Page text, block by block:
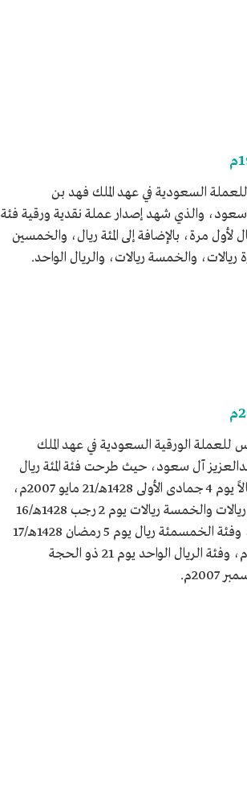
للعملة السعودية في عهد الملك فهد بن
سعود، والذي شهد إصدار عملة نقدية ورقية فئة
لأول مرة، بالإضافة إلى المئة ريال، والخمسين
ريالات، والخمسة ريالات، والريال الواحد.
للعملة الورقية السعودية في عهد الملك
آل سعود، حيث طرحت فئة المئة ريال
والخمسين ريالاً يوم 4 جمادى الأولى 1428هـ/21 مايو 2007م،
وفئة العشرة ريالات والخمسة ريالات يوم 2 رجب 1428هـ/16
يوليو 2007م، وفئة الخمسمئة ريال يوم 5 رمضان 1428هـ/17
سبتمبر 2007م، وفئة الريال الواحد يوم 21 ذو الحجة